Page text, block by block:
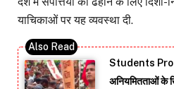
याचिकाओं पर यह व्यवस्था दी.
Students
अनियमितताओं के